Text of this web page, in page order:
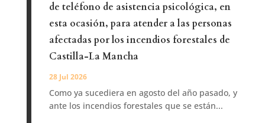
de teléfono de asistencia psicológica, en
esta ocasión, para atender a las personas
afectadas por los incendios forestales de
Castilla-La Mancha
28 Jul 2026
Como ya sucediera en agosto del año pasado, y
ante los incendios forestales que se están...